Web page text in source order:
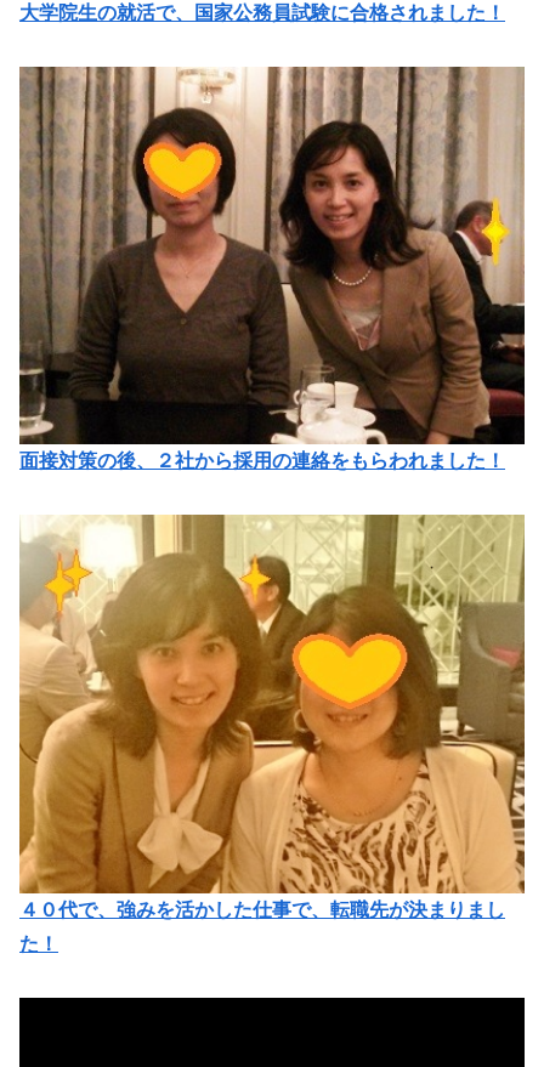
大学院生の就活で、国家公務員試験に合格されました！
面接対策の後、２社から採用の連絡をもらわれました！
４０代で、強みを活かした仕事で、転職先が決まりまし
た！